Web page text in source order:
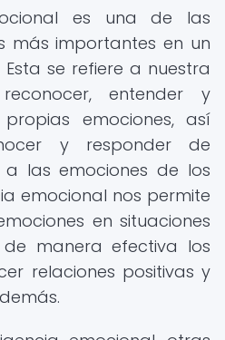
es una de las
más importantes en un
se refiere a nuestra
entender y
emociones, así
y responder de
las emociones de los
emocional nos permite
en situaciones
manera efectiva los
relaciones positivas y